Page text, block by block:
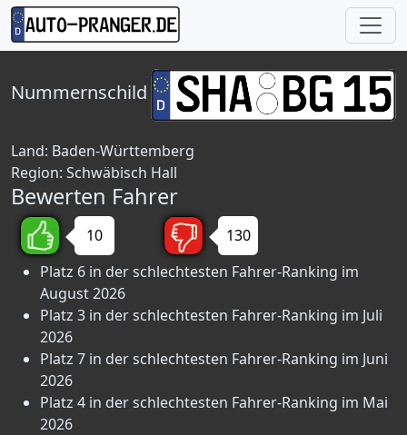
Nummernschild
Land: Baden-Württemberg
Region: Schwäbisch Hall
Bewerten Fahrer
10
130
Platz 6 in der schlechtesten Fahrer-Ranking im
August 2026
Platz 3 in der schlechtesten Fahrer-Ranking im Juli
2026
Platz 7 in der schlechtesten Fahrer-Ranking im Juni
2026
Platz 4 in der schlechtesten Fahrer-Ranking im Mai
2026